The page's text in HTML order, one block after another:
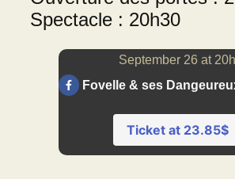
Spectacle : 20h30
September 26 at 20h
Fovelle & ses
Ticket at 23.85$